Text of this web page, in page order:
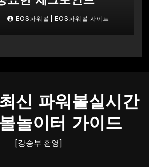
EOS파워볼 | EOS파워볼 사이트
신 파워볼실시간
놀이터 가이드
[강승부 환영]